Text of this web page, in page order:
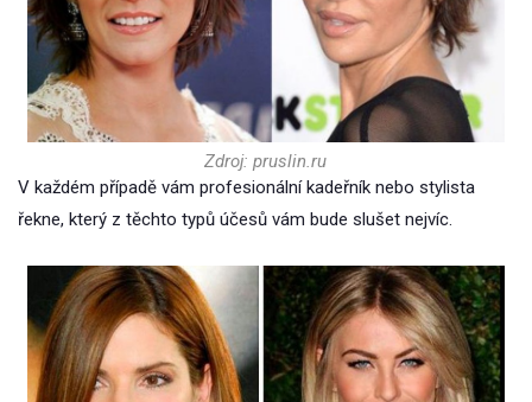
Zdroj: pruslin.ru
V každém případě vám profesionální kadeřník nebo stylista
řekne, který z těchto typů účesů vám bude slušet nejvíc.